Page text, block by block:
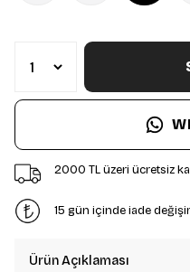
2000 TL üzeri ücretsiz
15 gün içinde iade
Ürün Açıklaması